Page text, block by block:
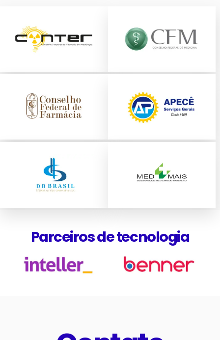
Parceiros de tecnologia